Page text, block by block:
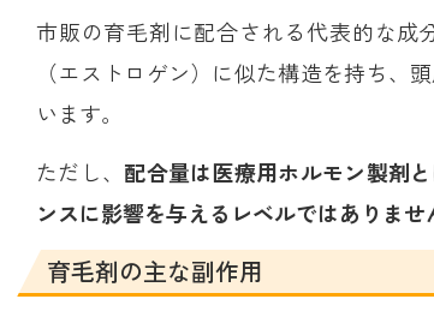
市販の育毛剤に配合される代表的な成
（エストロゲン）に似た構造を持ち、
います。
ただし、 配合量は医療用ホルモン製剤
ンスに影響を与えるレベルではありませ
育毛剤の主な副作用